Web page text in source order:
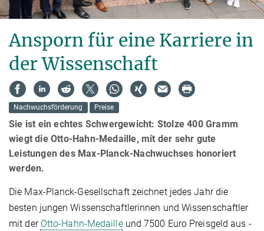
Ansporn für eine Karriere in
der Wissenschaft
Nachwuchsförderung Preise
Sie ist ein echtes Schwergewicht: Stolze 400 Gramm
wiegt die Otto-Hahn-Medaille, mit der sehr gute
Leistungen des Max-Planck-Nachwuchses honoriert
werden.
Die Max-Planck-Gesellschaft zeichnet jedes Jahr die
besten jungen Wissenschaftlerinnen und Wissenschaftler
mit der Otto-Hahn-Medailleund 7500 Euro Preisgeld aus -